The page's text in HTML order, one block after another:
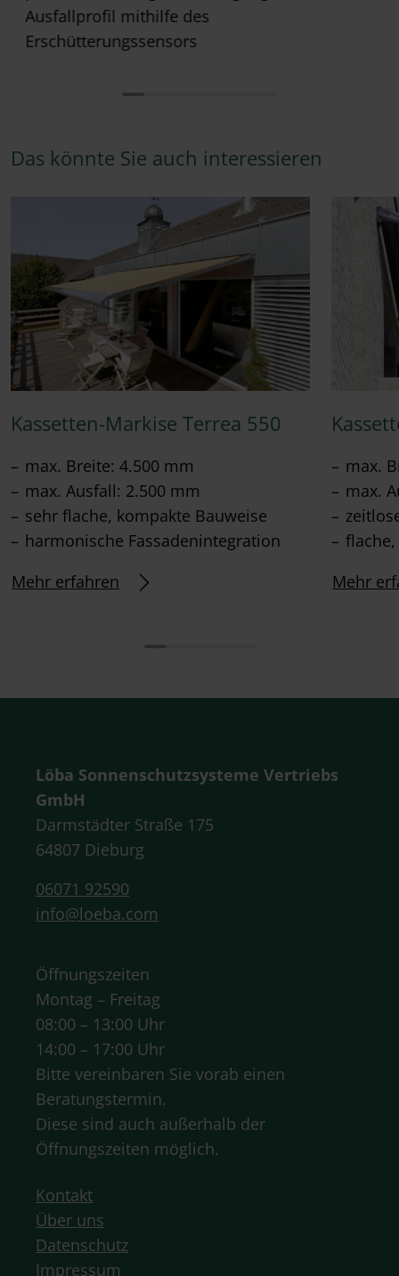
Ausfallprofil mithilfe des
Erschütterungssensors
Das könnte Sie auch interessieren
Kassetten-Markise Terrea 550
max. Breite: 4.500 mm
max. Ausfall: 2.500 mm
sehr flache, kompakte Bauweise
harmonische Fassadenintegration
Mehr erfahren
max.
max.
Mehr
Löba Sonnenschutzsysteme Vertriebs
GmbH
Darmstädter Straße 175
64807 Dieburg
06071 92590
info@loeba.com
Öffnungszeiten
Montag – Freitag
08:00 – 13:00 Uhr
14:00 – 17:00 Uhr
Bitte vereinbaren Sie vorab einen
Beratungstermin.
Diese sind auch außerhalb der
Öffnungszeiten möglich.
Kontakt
Über uns
Datenschutz
Impressum